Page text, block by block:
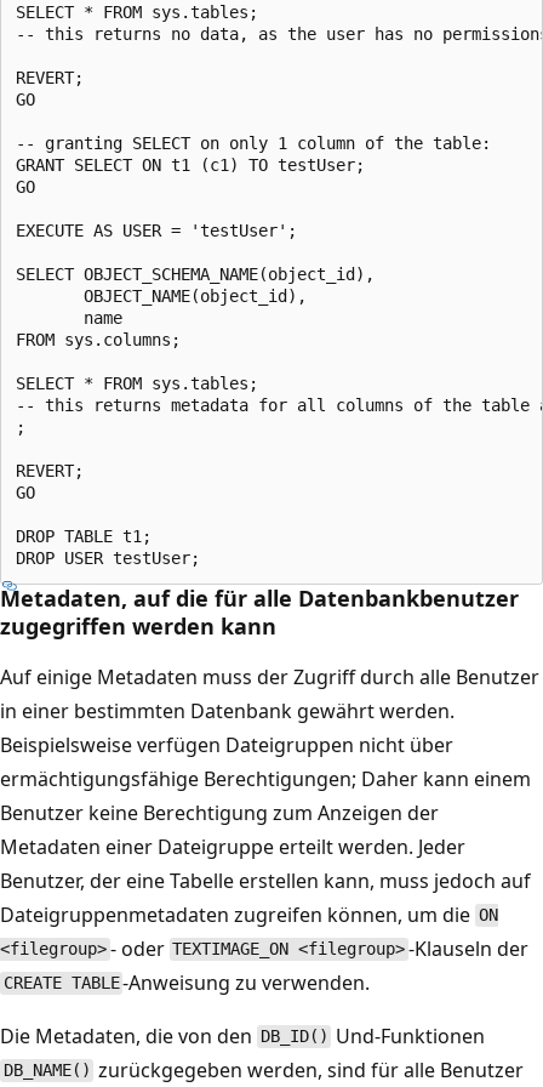
SELECT * FROM sys.tables;
-- this returns no data, as the user has no
REVERT;
GO
-- granting SELECT on only 1 column of the table:
GRANT SELECT ON t1 (c1) TO testUser;
GO
EXECUTE AS USER = 'testUser';
SELECT OBJECT_SCHEMA_NAME(object_id),
       OBJECT_NAME(object_id),
       name
FROM sys.columns;
SELECT * FROM sys.tables;
-- this returns metadata for all columns of the
;
REVERT;
GO
DROP TABLE t1;
Metadaten, auf die für alle Datenbankbenutzer
zugegriffen werden kann
Auf einige Metadaten muss der Zugriff durch alle Benutzer
in einer bestimmten Datenbank gewährt werden.
Beispielsweise verfügen Dateigruppen nicht über
ermächtigungsfähige Berechtigungen; Daher kann einem
Benutzer keine Berechtigung zum Anzeigen der
Metadaten einer Dateigruppe erteilt werden. Jeder
Benutzer, der eine Tabelle erstellen kann, muss jedoch auf
Dateigruppenmetadaten zugreifen können, um die ON
<filegroup>- oder TEXTIMAGE_ON <filegroup>-Klauseln der
CREATE TABLE-Anweisung zu verwenden.
Die Metadaten, die von den DB_ID() Und-Funktionen
DB_NAME() zurückgegeben werden, sind für alle Benutzer